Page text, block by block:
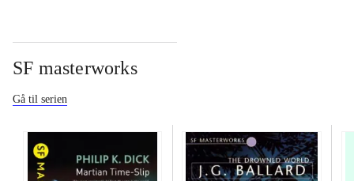
SF masterworks
Gå til serien